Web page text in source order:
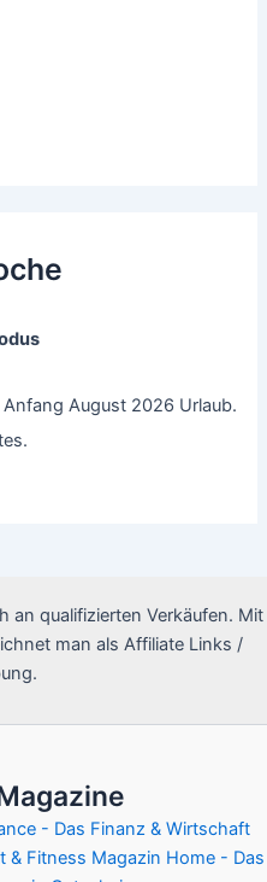
August 2026 Urlaub.
an qualifizierten Verkäufen. Mit
man als Affiliate Links /
- Das Finanz & Wirtschaft
& Fitness Magazin Home - Das